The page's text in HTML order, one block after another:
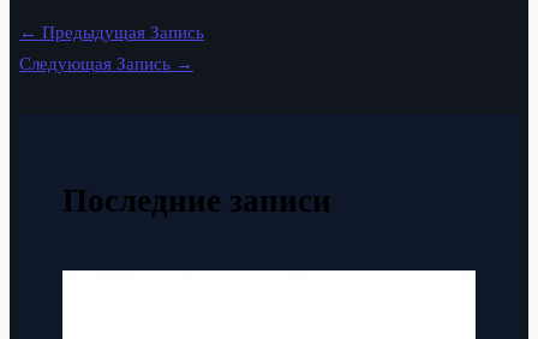
← Предыдущая Запись
Следующая Запись →
Последние записи